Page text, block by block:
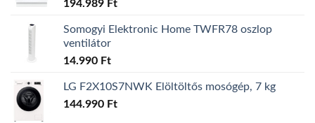
194.989 Ft
Somogyi Elektronic Home TWFR78 oszlop
ventilátor
14.990 Ft
LG F2X10S7NWK Elöltöltős mosógép, 7 kg
144.990 Ft